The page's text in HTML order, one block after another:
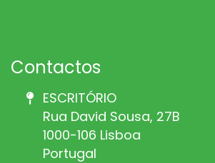
Contactos
ESCRITÓRIO
Rua David Sousa, 27B
1000-106 Lisboa
Portugal